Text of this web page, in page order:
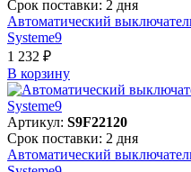
Срок поставки: 2 дня
Автоматический
Systeme9
1 232 ₽
В корзинy
Артикул: S9F22120
Срок поставки: 2 дня
Автоматический